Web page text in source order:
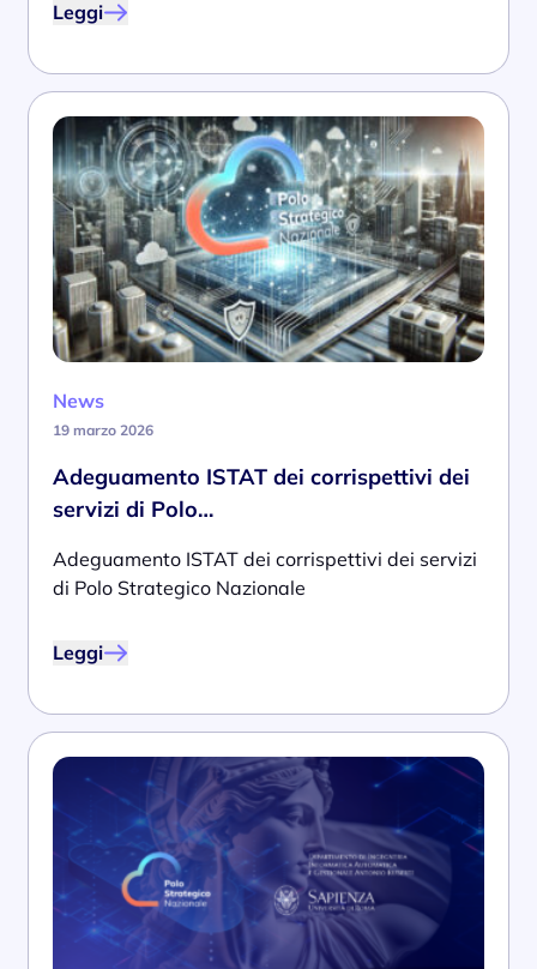
Leggi
News
19 marzo 2026
Adeguamento ISTAT dei corrispettivi dei
servizi di Polo…
Adeguamento ISTAT dei corrispettivi dei servizi
di Polo Strategico Nazionale
Leggi